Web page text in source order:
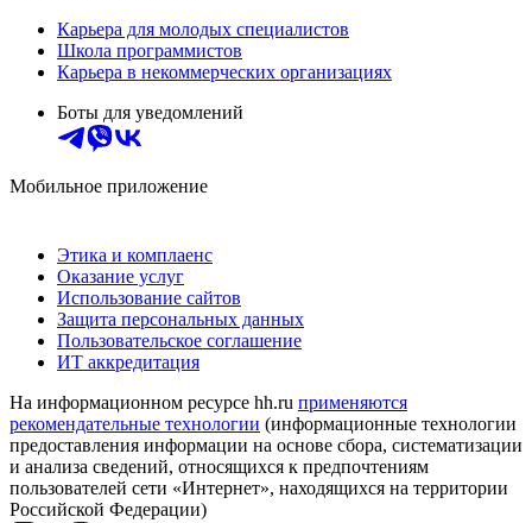
Карьера для молодых специалистов
Школа программистов
Карьера в некоммерческих организациях
Боты для уведомлений
Мобильное приложение
Этика и комплаенс
Оказание услуг
Использование сайтов
Защита персональных данных
Пользовательское соглашение
ИТ аккредитация
На информационном ресурсе hh.ru применяются
рекомендательные технологии (информационные технологии
предоставления информации на основе сбора, систематизации
и анализа сведений, относящихся к предпочтениям
пользователей сети «Интернет», находящихся на территории
Российской Федерации)